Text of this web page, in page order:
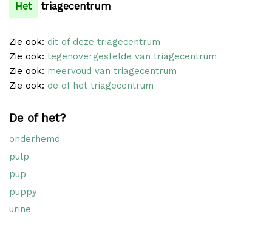
Het triagecentrum
Zie ook: dit of deze triagecentrum
Zie ook: tegenovergestelde van triagecentrum
Zie ook: meervoud van triagecentrum
Zie ook: de of het triagecentrum
De of het?
onderhemd
pulp
pup
puppy
urine